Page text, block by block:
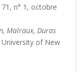
n° 1, octobre
Malraux, Duras
University of New